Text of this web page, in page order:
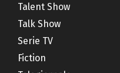
Talent Show
Talk Show
Serie TV
Fiction